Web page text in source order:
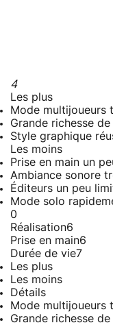
4
Les plus
Mode multijoueurs
Grande richesse
Style graphique
Les moins
Prise en main un
Ambiance sonore
Éditeurs un peu
Mode solo
0
Réalisation6
Prise en main6
Durée de vie7
Les plus
Les moins
Détails
Mode multijoueurs
Grande richesse